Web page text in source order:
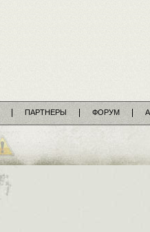
ПАРТНЕРЫ ФОРУМ